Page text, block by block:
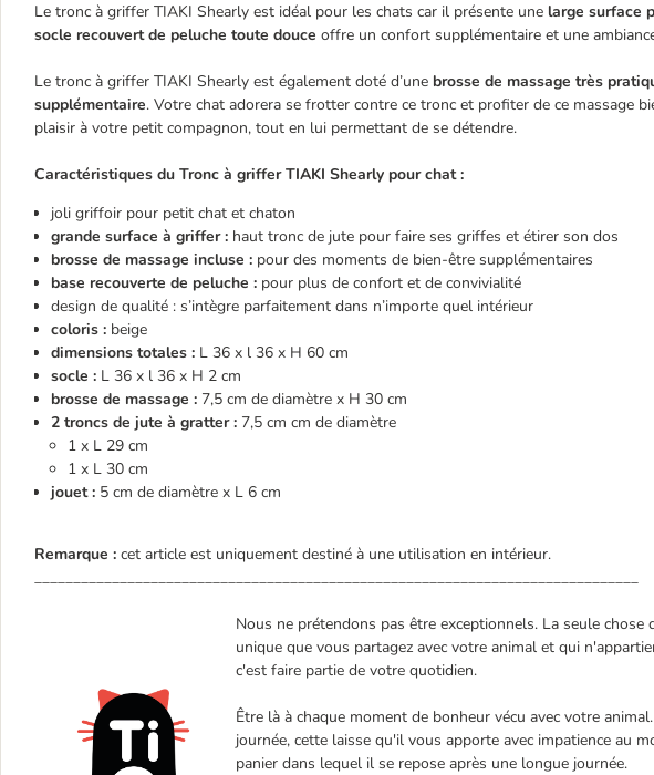
Le tronc à griffer TIAKI Shearly est idéal pour les chats car il présente une large surface
socle recouvert de peluche toute douce offre un confort supplémentaire et une
Le tronc à griffer TIAKI Shearly est également doté d’une brosse de massage très
supplémentaire. Votre chat adorera se frotter contre ce tronc et profiter de ce massage
plaisir à votre petit compagnon, tout en lui permettant de se détendre.
Caractéristiques du Tronc à griffer TIAKI Shearly pour chat :
joli griffoir pour petit chat et chaton
grande surface à griffer : haut tronc de jute pour faire ses griffes et étirer son dos
brosse de massage incluse : pour des moments de bien-être supplémentaires
base recouverte de peluche : pour plus de confort et de convivialité
design de qualité : s’intègre parfaitement dans n’importe quel intérieur
coloris : beige
dimensions totales : L 36 x l 36 x H 60 cm
socle : L 36 x l 36 x H 2 cm
brosse de massage : 7,5 cm de diamètre x H 30 cm
2 troncs de jute à gratter : 7,5 cm cm de diamètre
1 x L 29 cm
1 x L 30 cm
jouet : 5 cm de diamètre x L 6 cm
Remarque : cet article est uniquement destiné à une utilisation en intérieur.
______________________________________________________________________________
Nous ne prétendons pas être exceptionnels. La seule
unique que vous partagez avec votre animal et qui
c'est faire partie de votre quotidien.
Être là à chaque moment de bonheur vécu avec votre
journée, cette laisse qu'il vous apporte avec impatience au
panier dans lequel il se repose après une longue journée.